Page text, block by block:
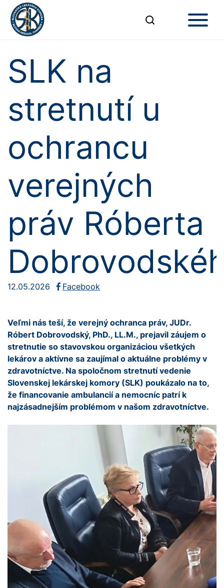
SLK na
stretnutí u
ochrancu
verejných
práv Róberta
12.05.2026 Facebook
Veľmi nás teší, že verejný ochranca práv, JUDr.
Róbert Dobrovodský, PhD., LL.M., prejavil záujem o
stretnutie so stavovskou organizáciou všetkých
lekárov a aktívne sa zaujímal o aktuálne problémy v
zdravotníctve. Na spoločnom stretnutí vedenie
Slovenskej lekárskej komory (SLK) poukázalo na to,
že financovanie ambulancií a nemocníc patrí k
najzásadnejším problémom v našom zdravotníctve.